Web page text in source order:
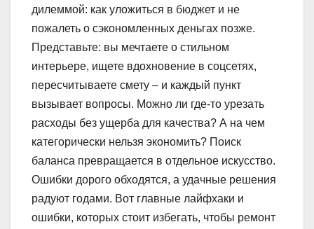
дилеммой: как уложиться в бюджет и не
пожалеть о сэкономленных деньгах позже.
Представьте: вы мечтаете о стильном
интерьере, ищете вдохновение в соцсетях,
пересчитываете смету – и каждый пункт
вызывает вопросы. Можно ли где-то урезать
расходы без ущерба для качества? А на чем
категорически нельзя экономить? Поиск
баланса превращается в отдельное искусство.
Ошибки дорого обходятся, а удачные решения
радуют годами. Вот главные лайфхаки и
ошибки, которых стоит избегать, чтобы ремонт